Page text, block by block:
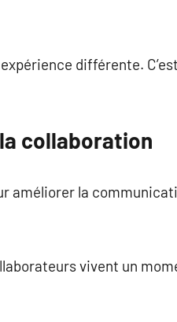
différente.
collaboration
améliorer la
vivent un